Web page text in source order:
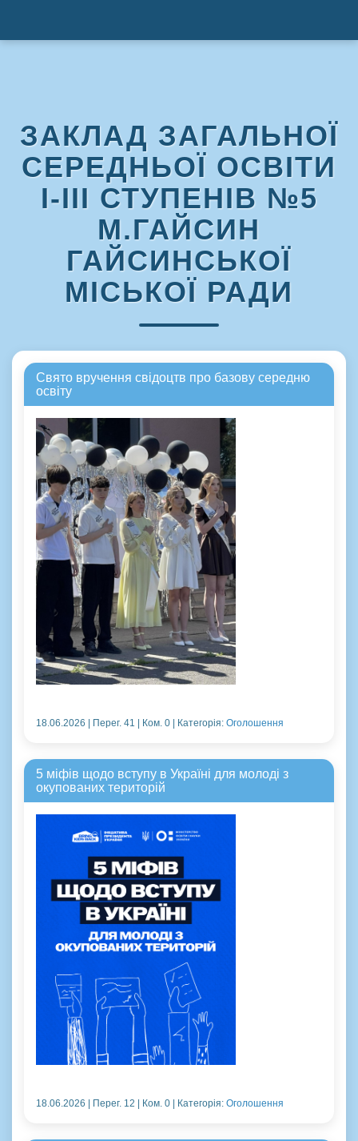
ЗАКЛАД ЗАГАЛЬНОЇ
СЕРЕДНЬОЇ ОСВІТИ
І-ІІІ СТУПЕНІВ №5
М.ГАЙСИН
ГАЙСИНСЬКОЇ
МІСЬКОЇ РАДИ
Свято вручення свідоцтв про базову середню
освіту
18.06.2026 | Перег. 41 | Ком. 0 | Категорія: Оголошення
5 міфів щодо вступу в Україні для молоді з
окупованих територій
18.06.2026 | Перег. 12 | Ком. 0 | Категорія: Оголошення